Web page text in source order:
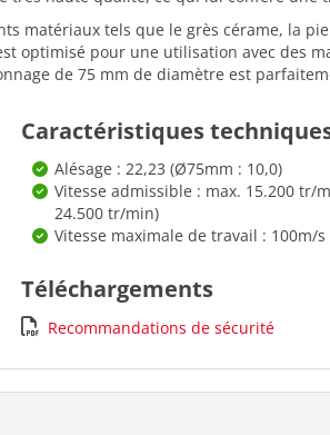
matériaux tels que le grès cérame, la
optimisé pour une utilisation avec des
de 75 mm de diamètre est
Caractéristiques
Alésage : 22,23 (Ø75mm : 10,0)
Vitesse admissible : max. 15.200 tr/
24.500 tr/min)
Vitesse maximale de travail : 100m/s
Téléchargements
Recommandations de sécurité